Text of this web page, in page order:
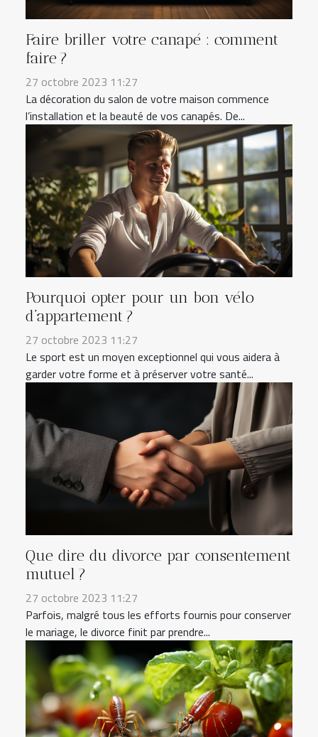
Faire briller votre canapé : comment
faire ?
27 octobre 2023 11:27
La décoration du salon de votre maison commence
l’installation et la beauté de vos canapés. De...
Pourquoi opter pour un bon vélo
d’appartement ?
27 octobre 2023 11:27
Le sport est un moyen exceptionnel qui vous aidera à
garder votre forme et à préserver votre santé...
Que dire du divorce par consentement
mutuel ?
27 octobre 2023 11:27
Parfois, malgré tous les efforts fournis pour conserver
le mariage, le divorce finit par prendre...